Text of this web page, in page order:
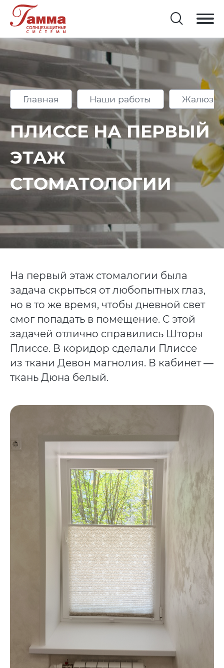
Главная Наши работы Жалюзи
ПЛИССЕ НА ПЕРВЫЙ
ЭТАЖ
СТОМАТОЛОГИИ
На первый этаж стомалогии была
задача скрыться от любопытных глаз,
но в то же время, чтобы дневной свет
смог попадать в помещение. С этой
задачей отлично справились Шторы
Плиссе. В коридор сделали Плиссе
из ткани Девон магнолия. В кабинет —
ткань Дюна белый.